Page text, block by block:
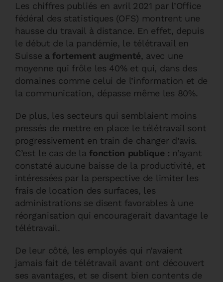
Les chiffres publiés en avril 2021 par l’Office
fédéral des statistiques (OFS) montrent une
hausse du travail à distance. En effet, depuis
le début de la pandémie, le télétravail en
Suisse a fortement augmenté, avec une
moyenne qui frôle les 40% et qui, dans des
domaines comme celui de l’information et de
la communication, dépasse même les 80%.
De plus, les secteurs qui semblaient moins
pressés de mettre en place le télétravail sont
progressivement en train de changer d’avis.
C’est le cas de lafonction publique : n’ayant
constaté aucune baisse de la productivité, et
intéressées par la perspective de limiter les
frais de location des surfaces, les
administrations se disent favorables à une
réorganisation qui encouragerait davantage le
télétravail.
De leur côté, les employés qui n’avaient
jamais fait de télétravail avant ont découvert
ses avantages, et se disent bien contents de